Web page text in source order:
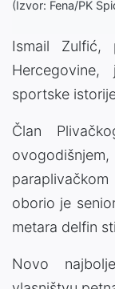
(Izvor: Fena/PK
Ismail Zulfić,
sportske
Član
oborio je
metara delfin
Novo